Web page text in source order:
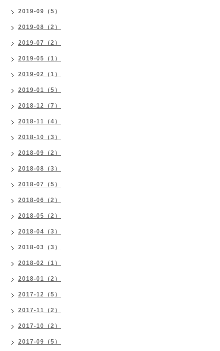
2019-09（5）
2019-08（2）
2019-07（2）
2019-05（1）
2019-02（1）
2019-01（5）
2018-12（7）
2018-11（4）
2018-10（3）
2018-09（2）
2018-08（3）
2018-07（5）
2018-06（2）
2018-05（2）
2018-04（3）
2018-03（3）
2018-02（1）
2018-01（2）
2017-12（5）
2017-11（2）
2017-10（2）
2017-09（5）